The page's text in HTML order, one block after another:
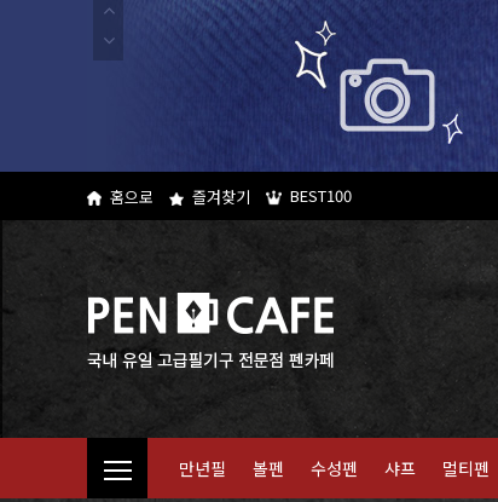
홈으로 즐겨찾기 BEST100
만년필 볼펜 수성펜 샤프 멀티펜